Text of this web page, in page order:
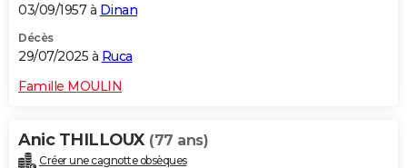
03/09/1957 à Dinan
Décès
29/07/2025 à Ruca
Famille MOULIN
Anic THILLOUX (77 ans)
Créer une cagnotte obsèques